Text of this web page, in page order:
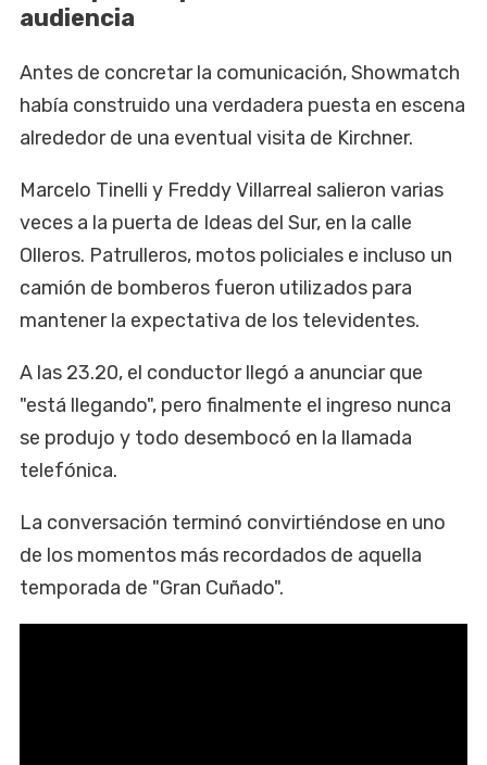
audiencia
Antes de concretar la comunicación, Showmatch
había construido una verdadera puesta en escena
alrededor de una eventual visita de Kirchner.
Marcelo Tinelli y Freddy Villarreal salieron varias
veces a la puerta de Ideas del Sur, en la calle
Olleros. Patrulleros, motos policiales e incluso un
camión de bomberos fueron utilizados para
mantener la expectativa de los televidentes.
A las 23.20, el conductor llegó a anunciar que
"está llegando", pero finalmente el ingreso nunca
se produjo y todo desembocó en la llamada
telefónica.
La conversación terminó convirtiéndose en uno
de los momentos más recordados de aquella
temporada de "Gran Cuñado".